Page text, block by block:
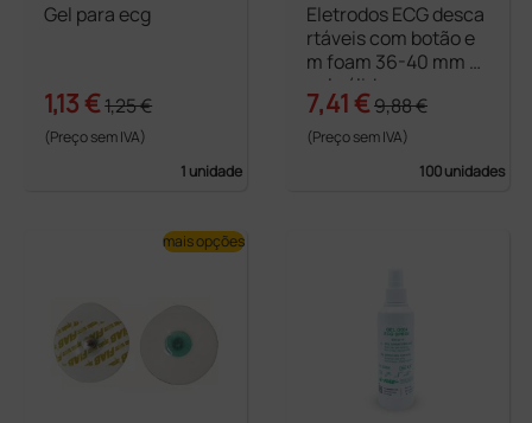
Gel para ecg
1,13 €1,25 €
(Preço sem IVA)
1 unidade
Eletrodos ECG desca
rtáveis com botão e
m foam 36-40 mm -
gel sólido
7,41 €9,88 €
(Preço sem IVA)
100 unidades
mais opções